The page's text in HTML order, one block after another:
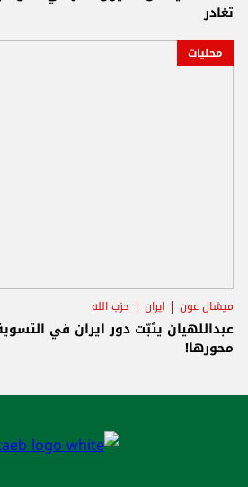
تغادر
محليات
ميشال عون ايران حزب الله
عبداللهيان يثبّت دور ايران في
محورها!